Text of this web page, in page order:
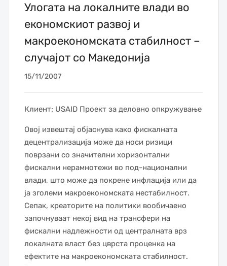
Улогата на локалните влади во
економскиот развој и
макроекономската стабилност –
случајот со Македонија
15/11/2007
Клиент: USAID Проект за деловно опкружување
Овој извештај објаснува како фискалната
децентрализација може да носи ризици
поврзани со значителни хоризонтални
фискални нерамнотежи во под-национални
влади, што може да покрене инфлација или да
ја зголеми макроекономската нестабилност.
Сепак, креаторите на политики вообичаено
започнуваат некој вид на трансфери на
фискални надлежности од централната врз
локалната власт без цврста проценка на
ефектите на макроекономската стабилност.